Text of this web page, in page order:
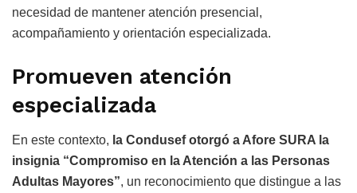
necesidad de mantener atención presencial,
acompañamiento y orientación especializada.
Promueven atención
especializada
En este contexto, la Condusef otorgó a Afore SURA la
insignia “Compromiso en la Atención a las Personas
Adultas Mayores”, un reconocimiento que distingue a las